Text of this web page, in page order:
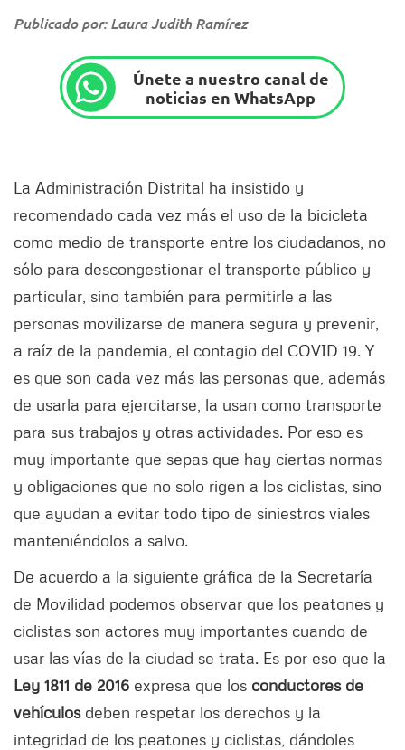
Publicado por: Laura Judith Ramírez
Únete a nuestro canal de
noticias en WhatsApp
La Administración Distrital ha insistido y
recomendado cada vez más el uso de la bicicleta
como medio de transporte entre los ciudadanos, no
sólo para descongestionar el transporte público y
particular, sino también para permitirle a las
personas movilizarse de manera segura y prevenir,
a raíz de la pandemia, el contagio del COVID 19. Y
es que son cada vez más las personas que, además
de usarla para ejercitarse, la usan como transporte
para sus trabajos y otras actividades. Por eso es
muy importante que sepas que hay ciertas normas
y obligaciones que no solo rigen a los ciclistas, sino
que ayudan a evitar todo tipo de siniestros viales
manteniéndolos a salvo.
De acuerdo a la siguiente gráfica de la Secretaría
de Movilidad podemos observar que los peatones y
ciclistas son actores muy importantes cuando de
usar las vías de la ciudad se trata. Es por eso que la
Ley 1811 de 2016 expresa que los conductores de
vehículosdeben respetar los derechos y la
integridad de los peatones y ciclistas, dándoles